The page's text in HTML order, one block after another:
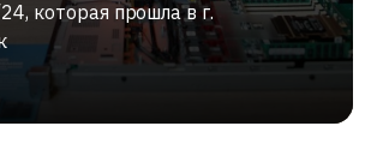
которая прошла в г.